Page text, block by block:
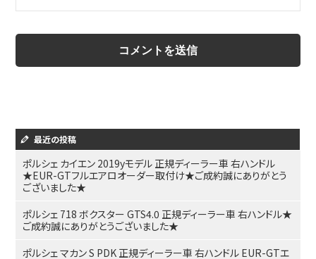
最近の投稿
ポルシェ カイエン 2019yモデル 正規ディーラー車 右ハンドル
★EUR-GTフルエアロオーダー取付け★ご成約誠にありがとう
ございました★
ポルシェ 718 ボクスター GTS4.0 正規ディーラー車 右ハンドル★
ご成約誠にありがとうございました★
ポルシェ マカン S PDK 正規ディーラー車 右ハンドル EUR-GTエ